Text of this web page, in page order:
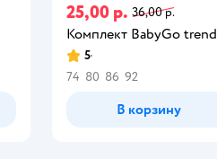
25,00 р. 36,00 р.
Комплект BabyGo trend
5
74 80 86 92
В корзину